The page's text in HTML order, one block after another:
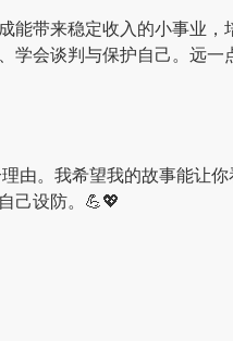
能带来稳定收入的小事业，
学会谈判与保护自己。远一
由。我希望我的故事能让
己设防。💪💖